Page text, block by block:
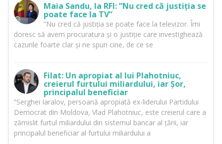
Maia Sandu, la RFI: ”Nu cred că justiția se
poate face la TV”
”Nu cred că justiția se poate face la televizor. Îmi
doresc să avem procuratura și o justiție care investighează
cazurile foarte clar și ne spun cine, de ce se
Filat: Un apropiat al lui Plahotniuc,
creierul furtului miliardului, iar Șor,
principalul beneficiar
”Serghei Iaralov, persoană apropiată ex-liderului Partidului
Democrat din Moldova, Vlad Plahotniuc, este creierul care a
zămislit furtul miliardului din sistemul bancar al țării, iar
principalul beneficiar al furtului miliardului a